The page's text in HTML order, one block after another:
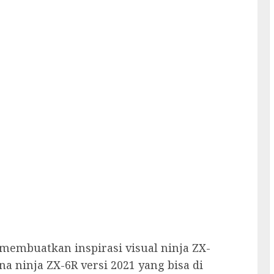
inspirasi visual ninja ZX-
ninja ZX-6R versi 2021 yang bisa di